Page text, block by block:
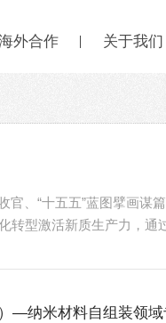
外合作 关于我们
官、“十五五”蓝图擘画谋
转型激活新质生产力，通
年是我国出版业从数字
—纳米材料自组装领域